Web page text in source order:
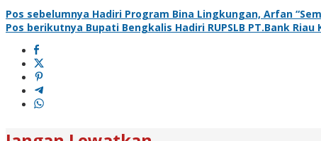
Pos sebelumnya Hadiri Program Bina Lingkungan, Arfan
Pos berikutnya Bupati Bengkalis Hadiri RUPSLB PT.Bank Riau